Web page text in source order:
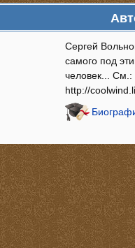
Сергей
самого под
человек...
http://